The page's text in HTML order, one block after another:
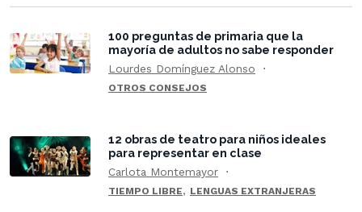
100 preguntas de primaria que la
mayoría de adultos no sabe responder
Lourdes Domínguez Alonso
OTROS CONSEJOS
12 obras de teatro para niños ideales
para representar en clase
Carlota Montemayor
TIEMPO LIBRE, LENGUAS EXTRANJERAS